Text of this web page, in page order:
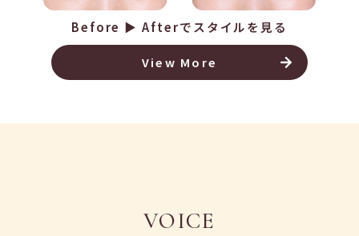
Before ▶︎ Afterでスタイルを⾒る
View More
VOICE